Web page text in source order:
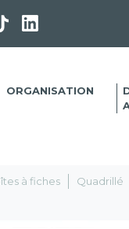
ORGANISATION
à fiches Quadrillé